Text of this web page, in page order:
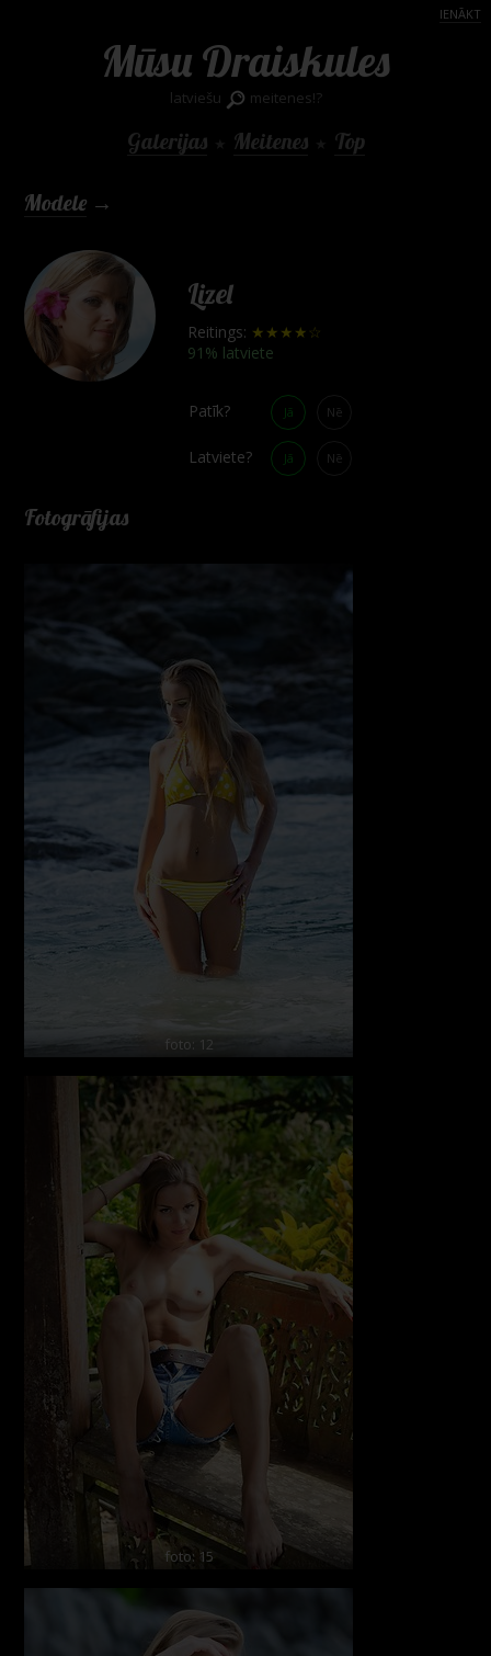
Mūsu Draiskules
latviešu meitenes!?
Galerijas★ Meitenes★ Top
IENĀKT
Modele →
Lizel
Reitings: ★★★★☆
91% latviete
Patīk? Jā Nē
Latviete? Jā Nē
Fotogrāfijas
foto: 12
foto: 15